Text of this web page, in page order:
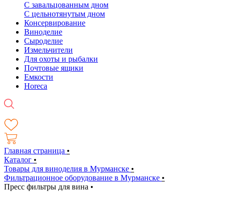
С завальцованным дном
С цельнотянутым дном
Консервирование
Виноделие
Сыроделие
Измельчители
Для охоты и рыбалки
Почтовые ящики
Емкости
Horeca
Главная страница •
Каталог •
Товары для виноделия в Мурманске •
Фильтрационное оборудование в Мурманске •
Пресс фильтры для вина •